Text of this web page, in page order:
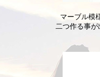
マーブル模
二つ作る事が